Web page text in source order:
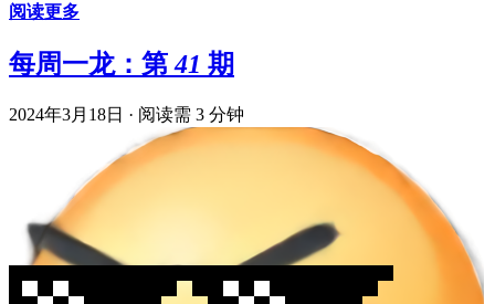
阅读更多
每周一龙：第 41 期
2024年3月18日 · 阅读需 3 分钟